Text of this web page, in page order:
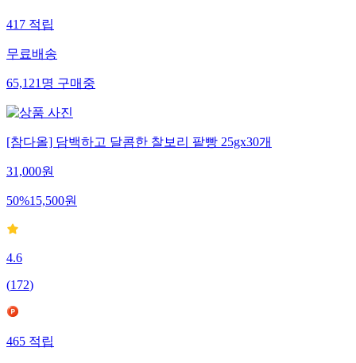
417 적립
무료배송
65,121 명 구매중
[참다올] 담백하고 달콤한 찰보리 팥빵 25gx30개
31,000원
50%15,500원
4.6
(172)
465 적립